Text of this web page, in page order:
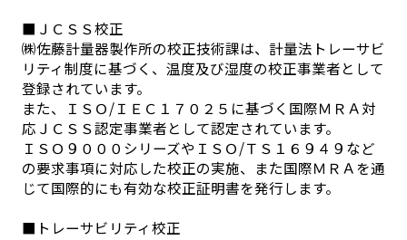
■ＪＣＳＳ校正
㈱佐藤計量器製作所の校正技術課は、計量法トレーサビ
リティ制度に基づく、温度及び湿度の校正事業者として
登録されています。
また、ＩＳＯ/ＩＥＣ１７０２５に基づく国際ＭＲＡ対
応ＪＣＳＳ認定事業者として認定されています。
ＩＳＯ９０００シリーズやＩＳＯ/ＴＳ１６９４９など
の要求事項に対応した校正の実施、また国際ＭＲＡを通
じて国際的にも有効な校正証明書を発行します。
■トレーサビリティ校正